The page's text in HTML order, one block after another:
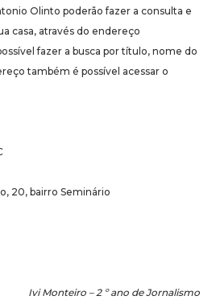
Olinto poderão fazer a consulta e
casa, através do endereço
fazer a busca por título, nome do
também é possível acessar o
20, bairro Seminário
Ivi Monteiro – 2 º ano de Jornalismo